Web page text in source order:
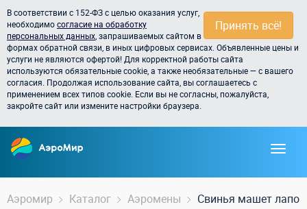
Принять всё!
В соответствии с 152-ФЗ с целью оказания услуг,
необходимосогласие на обработку
персональных данных , запрашиваемых сайтом в
формах обратной связи, в иных цифровых сервисах. Объявленные цены и
услуги не являются офертой! Для корректной работы сайта
используются обязательные cookie, а также необязательные — с вашего
согласия. Продолжая использование сайта, вы соглашаетесь с
применением всех типов cookie. Если вы не согласны, пожалуйста,
закройте сайт или измените настройки браузера.
Аэромир Каталог Аэромены Свинья машет лапой